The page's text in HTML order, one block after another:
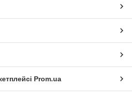
Prom.ua